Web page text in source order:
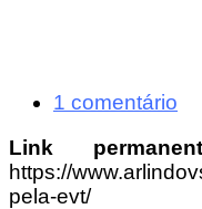
1 comentário
Link
https://
pela-evt/